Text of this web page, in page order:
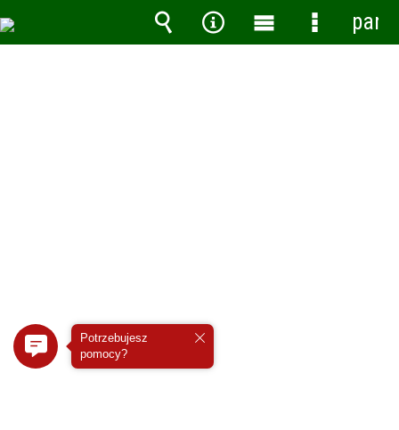
Wyszukiwarka
Narzędzia
MenuMenu
Potrzebujesz
pomocy?